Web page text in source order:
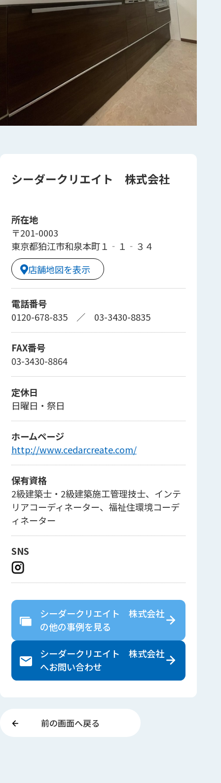
シーダークリエイト 株式会社
所在地
〒201-0003
東京都狛江市和泉本町１‐１‐３４
店舗地図を表示
電話番号
0120-678-835／ 03-3430-8835
FAX番号
03-3430-8864
定休日
日曜日・祭日
ホームページ
http://www.cedarcreate.com/
保有資格
2級建築士・2級建築施工管理技士、インテ
リアコーディネーター、福祉住環境コーデ
ィネーター
SNS
シーダークリエイト 株式会社
の他の事例を見る
シーダークリエイト 株式会社
へお問い合わせ
前の画面へ戻る